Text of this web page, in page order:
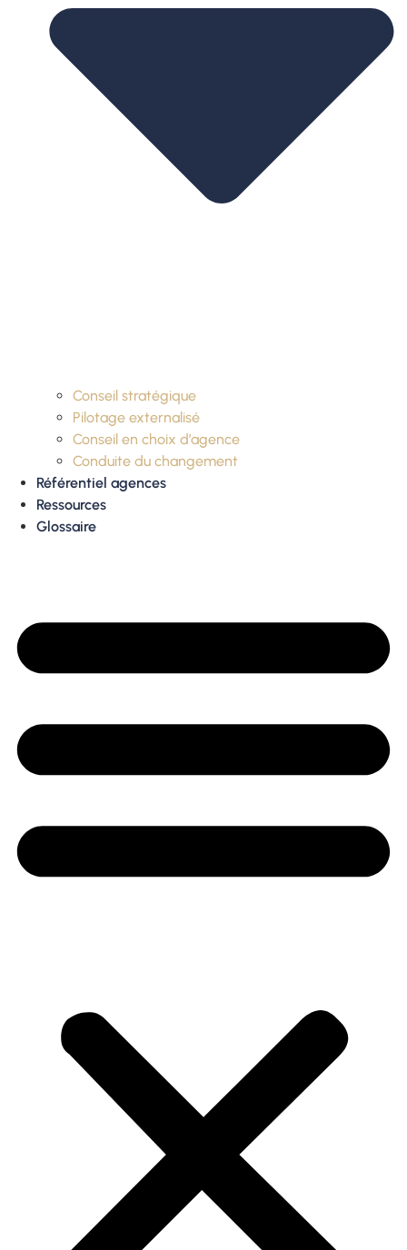
Conseil stratégique
Pilotage externalisé
Conseil en choix d’agence
Conduite du changement
Référentiel agences
Ressources
Glossaire